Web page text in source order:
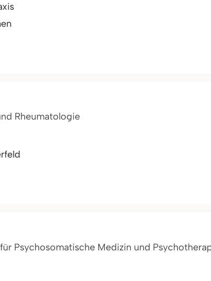
Rheumatologie
Psychosomatische Medizin und